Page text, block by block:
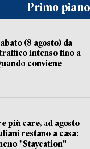
Primo piano
(8 agosto) da
intenso fino a
conviene
più care, ad agosto
restano a casa:
"Staycation"